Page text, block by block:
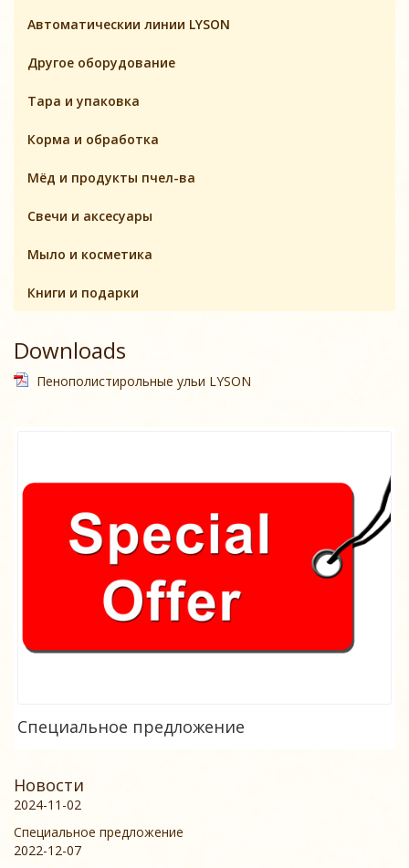
Автоматическии линии LYSON
Другое оборудование
Тара и упаковка
Корма и обработка
Мёд и продукты пчел-ва
Свечи и аксесуары
Мыло и косметика
Книги и подарки
Downloads
Пенополистирольные ульи LYSON
Специальное предложение
Новости
2024-11-02
Специальное предложение
2022-12-07